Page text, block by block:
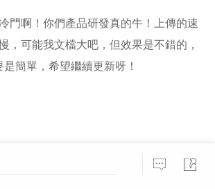
門啊！你們產品研發真的牛！上傳的速
，可能我文檔大吧，但效果是不錯的，
是簡單，希望繼續更新呀！